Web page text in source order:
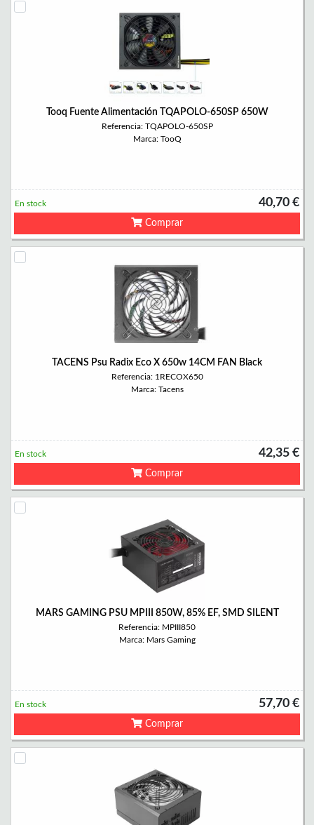
Tooq Fuente Alimentación TQAPOLO-650SP 650W
Referencia: TQAPOLO-650SP
Marca: TooQ
40,70 €
En stock
Comprar
TACENS Psu Radix Eco X 650w 14CM FAN Black
Referencia: 1RECOX650
Marca: Tacens
42,35 €
En stock
Comprar
MARS GAMING PSU MPIII 850W, 85% EF, SMD SILENT
Referencia: MPIII850
Marca: Mars Gaming
57,70 €
En stock
Comprar